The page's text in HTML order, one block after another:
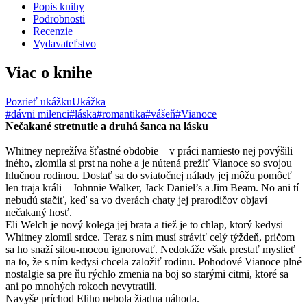
Popis knihy
Podrobnosti
Recenzie
Vydavateľstvo
Viac o knihe
Pozrieť ukážkuUkážka
#dávni milenci#láska#romantika#vášeň#Vianoce
Nečakané stretnutie a druhá šanca na lásku
Whitney neprežíva šťastné obdobie – v práci namiesto nej povýšili
iného, zlomila si prst na nohe a je nútená prežiť Vianoce so svojou
hlučnou rodinou. Dostať sa do sviatočnej nálady jej môžu pomôcť
len traja králi – Johnnie Walker, Jack Daniel’s a Jim Beam. No ani tí
nebudú stačiť, keď sa vo dverách chaty jej prarodičov objaví
nečakaný hosť.
Eli Welch je nový kolega jej brata a tiež je to chlap, ktorý kedysi
Whitney zlomil srdce. Teraz s ním musí stráviť celý týždeň, pričom
sa ho snaží silou-mocou ignorovať. Nedokáže však prestať myslieť
na to, že s ním kedysi chcela založiť rodinu. Pohodové Vianoce plné
nostalgie sa pre ňu rýchlo zmenia na boj so starými citmi, ktoré sa
ani po mnohých rokoch nevytratili.
Navyše príchod Eliho nebola žiadna náhoda.